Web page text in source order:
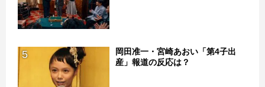
5
岡田准一・宮崎あおい「第4子出
産」報道の反応は？